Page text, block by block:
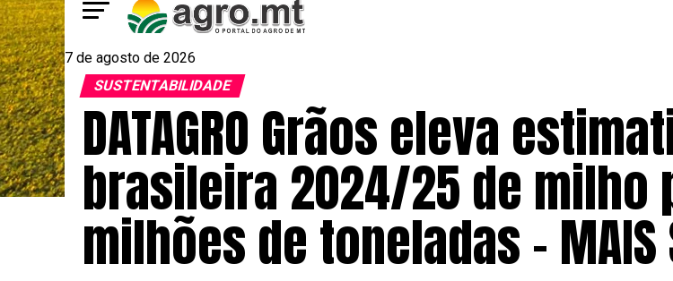
7 de agosto de 2026
SUSTENTABILIDADE
DATAGRO Grãos eleva
brasileira 2024/25 de milho
milhões de toneladas – MAIS